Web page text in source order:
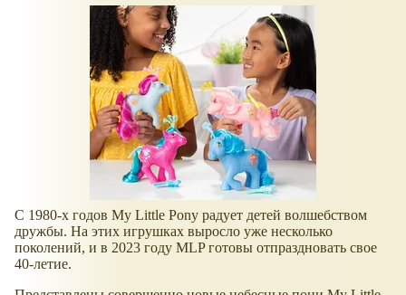
С 1980-х годов My Little Pony радует детей волшебством
дружбы. На этих игрушках выросло уже несколько
поколений, и в 2023 году MLP готовы отпраздновать свое
40-летие.